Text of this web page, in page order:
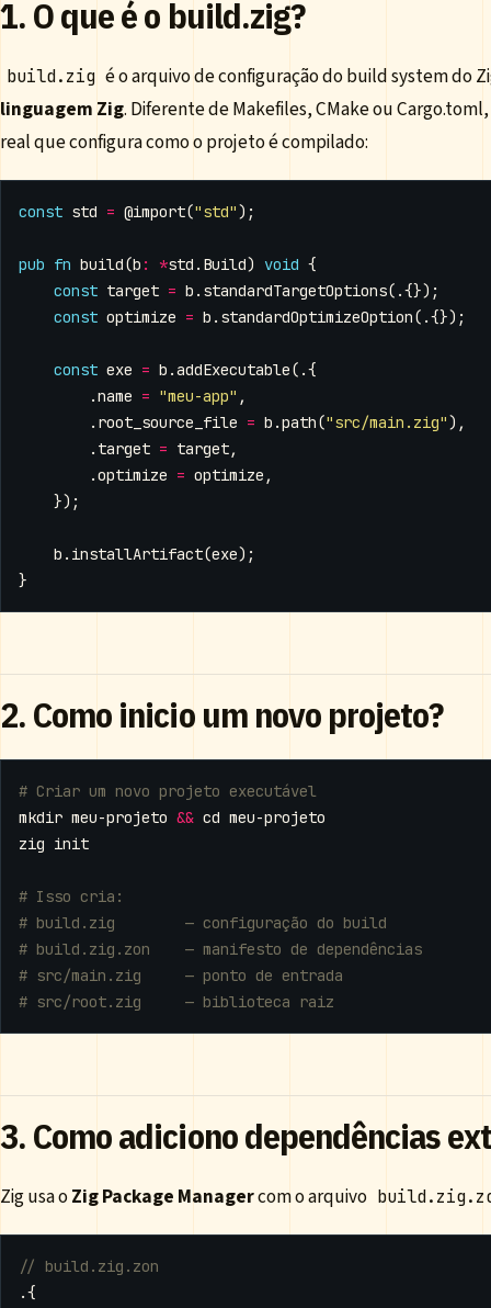
1. O que é o build.zig?
build.zig é o arquivo de configuração do build system do
linguagem Zig. Diferente de Makefiles, CMake ou
real que configura como o projeto é compilado:
const std = @import("std");
pub fn build(b : *std . Build) void {
const target = b . standardTargetOptions(.{});
const optimize = b . standardOptimizeOption(.{});
const exe = b .addExecutable(.{
.name = "meu-app" ,
. root_source_file = b .path("src/main.zig"),
. target = target,
.optimize = optimize ,
});
b . installArtifact(exe);
}
2. Como inicio um novo projeto?
# Criar um novo projeto executável
mkdir meu-projeto && cd
# Isso cria:
# build.zig        — configuração do build
# build.zig.zon    — manifesto de dependências
# src/main.zig     — ponto de entrada
# src/root.zig     — biblioteca raiz
3. Como adiciono dependências
Zig usa oZig Package Managercom o arquivo
.{